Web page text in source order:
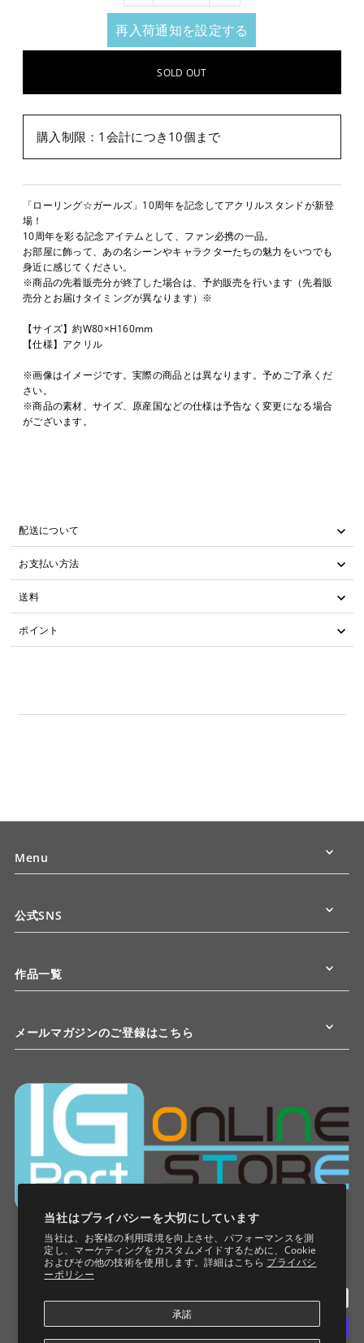
当社はプライバシーを大切にしています
当社は、お客様の利用環境を向上させ、パフォーマンスを測
定し、マーケティングをカスタムメイドするために、Cookie
およびその他の技術を使用します。詳細はこちら プライバシ
ーポリシー
承諾
再入荷通知を設定する
購入制限：1会計につき10個まで
「ローリング☆ガールズ」10周年を記念してアクリルスタンドが新登
場！
10周年を彩る記念アイテムとして、ファン必携の一品。
お部屋に飾って、あの名シーンやキャラクターたちの魅力をいつでも
身近に感じてください。
※商品の先着販売分が終了した場合は、予約販売を行います（先着販
売分とお届けタイミングが異なります）※
【サイズ】約W80×H160mm
【仕様】アクリル
※画像はイメージです。実際の商品とは異なります。予めご了承くだ
さい。
※商品の素材、サイズ、原産国などの仕様は予告なく変更になる場合
がございます。
配送について
お支払い方法
送料
ポイント
Menu
公式SNS
作品一覧
メールマガジンのご登録はこちら